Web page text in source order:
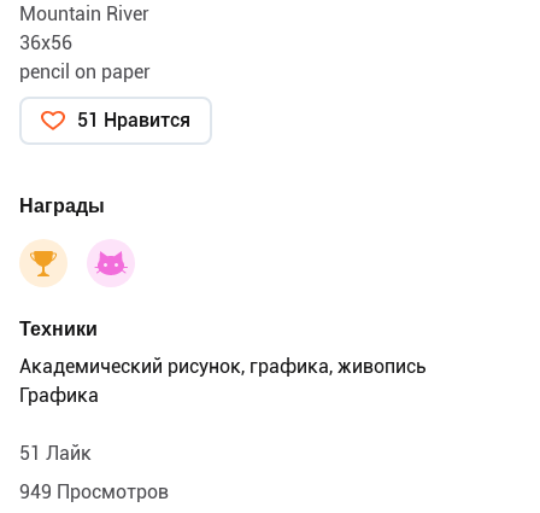
Mountain River
36x56
pencil on paper
51 Нравится
Награды
Техники
Академический рисунок, графика, живопись
Графика
51 Лайк
949 Просмотров